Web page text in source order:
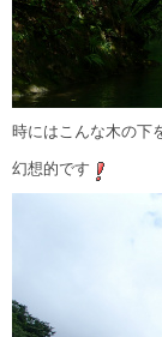
時にはこんな木の下
幻想的です